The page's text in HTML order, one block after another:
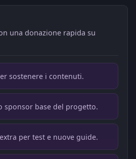
una donazione rapida su
sostenere i contenuti.
sponsor base del progetto.
per test e nuove guide.